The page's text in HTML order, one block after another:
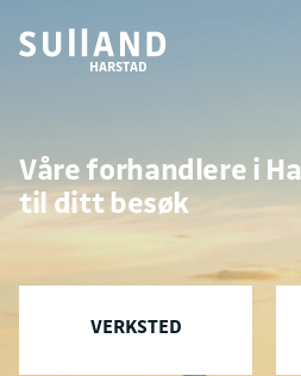
HARSTAD
Våre forhandlere i
til ditt besøk
VERKSTED